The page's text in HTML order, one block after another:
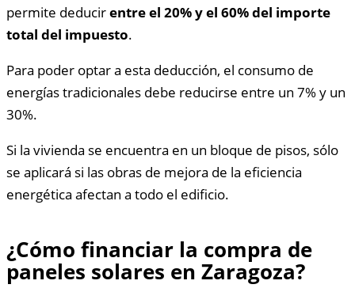
permite deducirentre el 20% y el 60% del importe
total del impuesto.
Para poder optar a esta deducción, el consumo de
energías tradicionales debe reducirse entre un 7% y un
30%.
Si la vivienda se encuentra en un bloque de pisos, sólo
se aplicará si las obras de mejora de la eficiencia
energética afectan a todo el edificio.
¿Cómo financiar la compra de
paneles solares en Zaragoza?